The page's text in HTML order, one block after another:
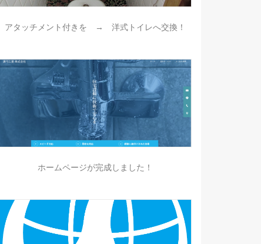
アタッチメント付きを → 洋式トイレへ交換！
ホームページが完成しました！